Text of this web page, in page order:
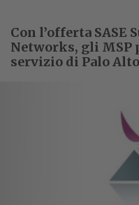
Con l’offerta SASE
Networks, gli MSP
servizio di Palo Alto